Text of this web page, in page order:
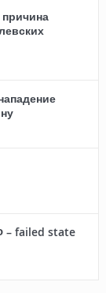
– failed state